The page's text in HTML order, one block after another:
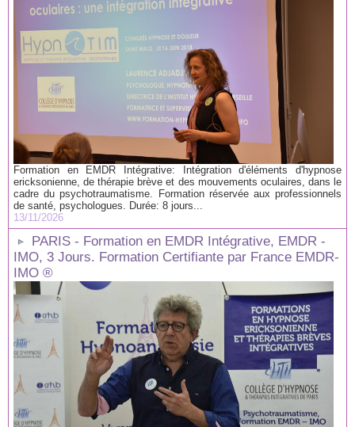
Formation en EMDR Intégrative: Intégration d'éléments d'hypnose
ericksonienne, de thérapie brève et des mouvements oculaires, dans le
cadre du psychotraumatisme. Formation réservée aux professionnels
de santé, psychologues. Durée: 8 jours...
13/11/2026
PARIS - Formation en EMDR Intégrative, EMDR -
IMO, 3 Jours. Formation Certifiante par France EMDR-
IMO ®